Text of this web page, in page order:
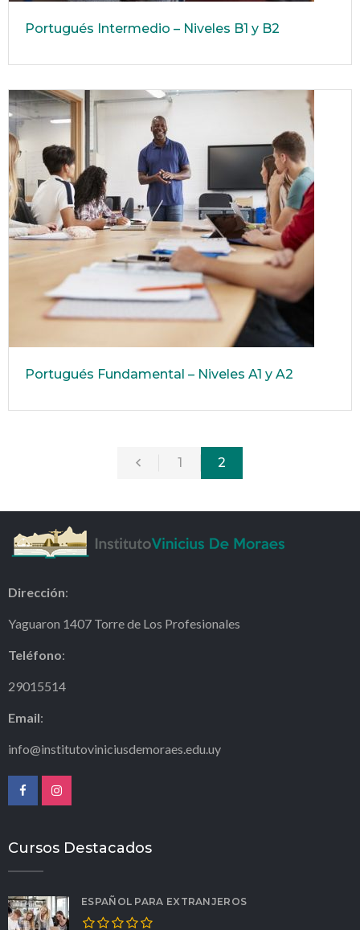
Portugués Intermedio – Niveles B1 y B2
Portugués Fundamental – Niveles A1 y A2
1 2
Dirección:
Yaguaron 1407 Torre de Los Profesionales
Teléfono:
29015514
Email:
info@institutoviniciusdemoraes.edu.uy
Cursos Destacados
ESPAÑOL PARA EXTRANJEROS